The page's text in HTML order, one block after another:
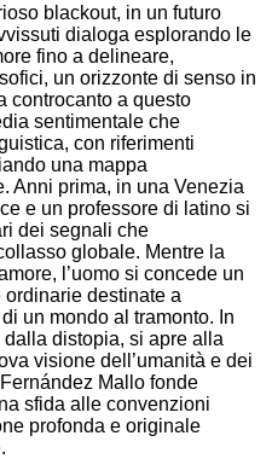
blackout, in un futuro
dialoga esplorando le
fino a delineare,
un orizzonte di senso in
controcanto a questo
sentimentale che
con riferimenti
una mappa
Anni prima, in una Venezia
e un professore di latino si
dei segnali che
globale. Mentre la
l’uomo si concede un
destinate a
un mondo al tramonto. In
distopia, si apre alla
visione dell’umanità e dei
Mallo fonde
sfida alle convenzioni
profonda e originale